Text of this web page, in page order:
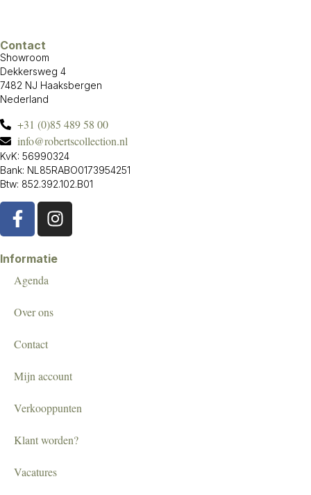
Contact
Showroom
Dekkersweg 4
7482 NJ Haaksbergen
Nederland
+31 (0)85 489 58 00
info@robertscollection.nl
KvK: 56990324
Bank: NL85RABO0173954251
Btw: 852.392.102.B01
Informatie
Agenda
Over ons
Contact
Mijn account
Verkooppunten
Klant worden?
Vacatures